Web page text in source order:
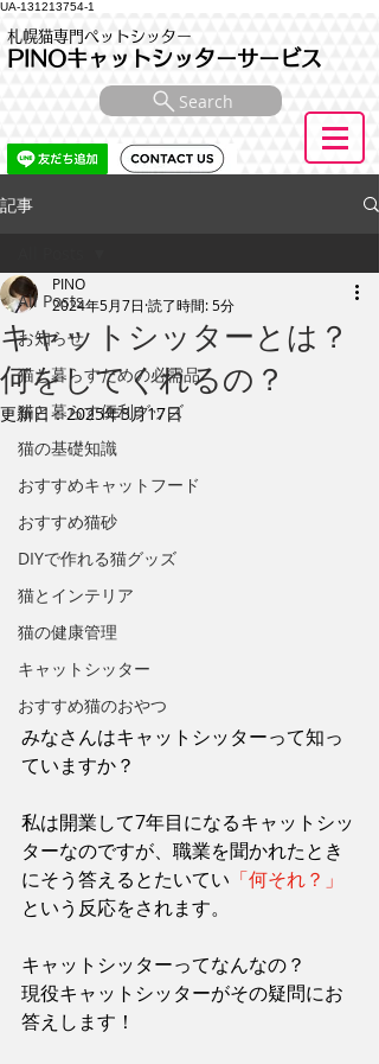
UA-131213754-1
札幌猫専門ペットシッター
PINOキャットシッターサービス
Search
記事
All Posts
お知らせ
猫と暮らすための必需品
猫と暮らす便利グッズ
猫の基礎知識
おすすめキャットフード
おすすめ猫砂
DIYで作れる猫グッズ
猫とインテリア
猫の健康管理
キャットシッター
おすすめ猫のおやつ
キャットシッターとは？
何をしてくれるの？
PINO
2024年5月7日 読了時間: 5分
更新日：2025年3月17日
みなさんはキャットシッターって知っ
ていますか？
私は開業して7年目になるキャットシッ
ターなのですが、職業を聞かれたとき
にそう答えるとたいてい 「何それ？」
という反応をされます。
キャットシッターってなんなの？
現役キャットシッターがその疑問にお
答えします！